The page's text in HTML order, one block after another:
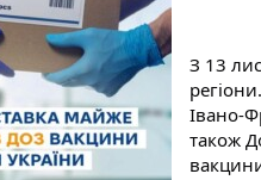
З 13
Івано-
також